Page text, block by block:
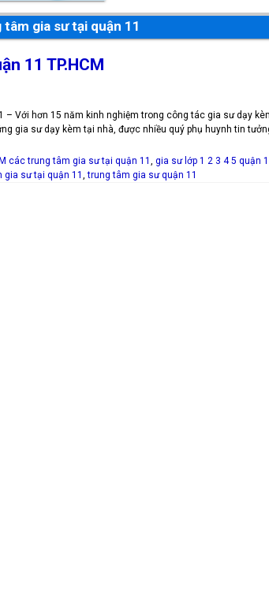
gia sư tại quận 11
11 TP.HCM
– Với hơn 15 năm kinh nghiệm trong công tác gia sư dạy
gia sư dạy kèm tại nhà, được nhiều quý phụ huynh tin
các trung tâm gia sư tại quận 11 , gia sư lớp 1 2 3 4 5 quận
gia sư tại quận 11 ,trung tâm gia sư quận 11